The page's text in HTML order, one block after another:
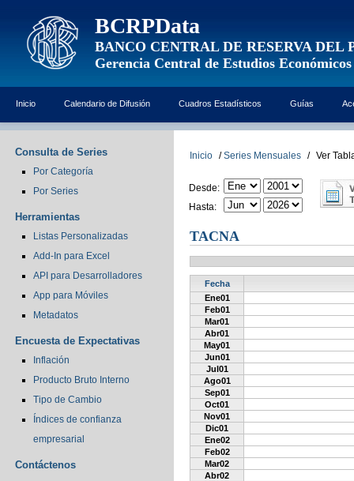
BCRPData
BANCO CENTRAL DE RESERVA DEL
Gerencia Central de Estudios Económicos
Inicio Calendario de Difusión Cuadros Estadísticos Guías
Consulta de Series
Por Categoría
Por Series
Herramientas
Listas Personalizadas
Add-In para Excel
API para Desarrolladores
App para Móviles
Metadatos
Encuesta de Expectativas
Inflación
Producto Bruto Interno
Tipo de Cambio
Índices de confianza
empresarial
Contáctenos
Inicio / Series Mensuales / Ver
Desde:
Hasta:
TACNA
Fecha
Ene01
Feb01
Mar01
Abr01
May01
Jun01
Jul01
Ago01
Sep01
Oct01
Nov01
Dic01
Ene02
Feb02
Mar02
Abr02